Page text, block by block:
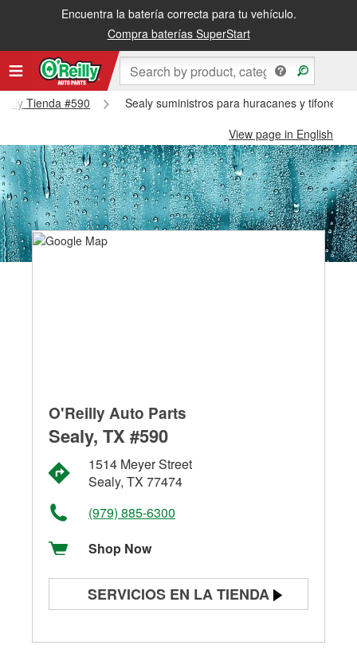
Encuentra la batería correcta para tu vehículo.
Compra baterías SuperStart
Tienda #590
Sealy suministros para huracanes y tifones -
View page in English
O'Reilly Auto Parts
Sealy, TX #590
1514 Meyer Street
Sealy, TX 77474
(979) 885-6300
Shop Now
SERVICIOS EN LA TIENDA